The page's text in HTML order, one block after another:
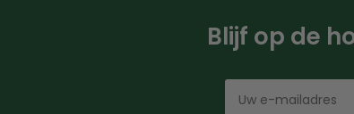
Blijf op de